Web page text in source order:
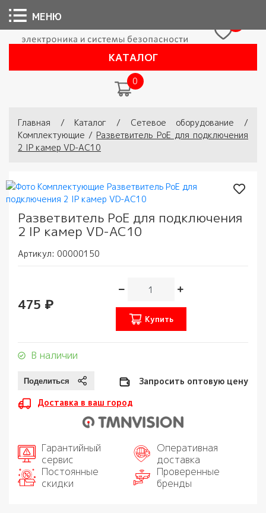
КАТАЛОГ
0
Вы здесь
Главная / Каталог / Сетевое оборудование
/
Комплектующие / Разветвитель PoE для подключения
2 IP камер VD-AC10
Разветвитель PoE для подключения
2 IP камер VD-AC10
Артикул: 00000150
475 ₽
Купить
В наличии
Запросить оптовую цену
Доставка в ваш город
Гарантийный
сервис
Оперативная
доставка
Постоянные
скидки
Проверенные
бренды
МЕНЮ